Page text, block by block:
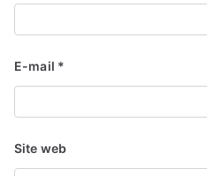
E-mail *
Site web